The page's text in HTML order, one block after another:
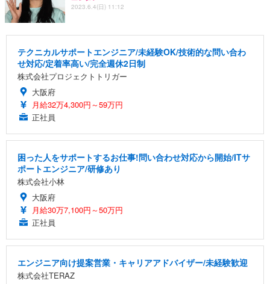
2023.6.4(日) 11:12
テクニカルサポートエンジニア/未経験OK/技術的な問い合わ
せ対応/定着率高い/完全週休2日制
株式会社プロジェクトトリガー
大阪府
月給32万4,300円～59万円
正社員
困った人をサポートするお仕事!問い合わせ対応から開始/ITサ
ポートエンジニア/研修あり
株式会社小林
大阪府
月給30万7,100円～50万円
正社員
エンジニア向け提案営業・キャリアアドバイザー/未経験歓迎
株式会社TERAZ